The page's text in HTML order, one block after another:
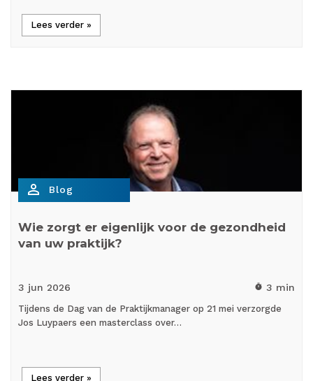
Lees verder »
person_outline Blog
Wie zorgt er eigenlijk voor de gezondheid
van uw praktijk?
3 jun 2026 timer 3 min
Tijdens de Dag van de Praktijkmanager op 21 mei verzorgde
Jos Luypaers een masterclass over…
Lees verder »